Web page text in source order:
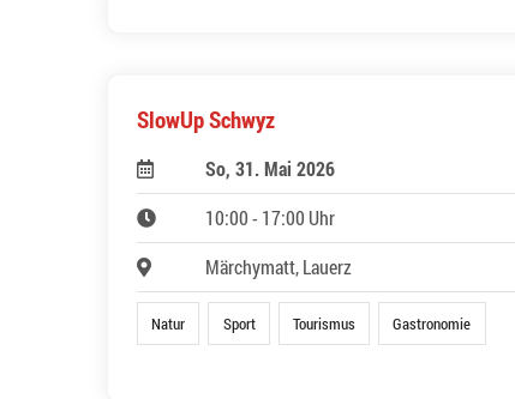
SlowUp Schwyz
So, 31. Mai 2026
10:00 - 17:00 Uhr
Märchymatt, Lauerz
Natur Sport Tourismus Gastronomie